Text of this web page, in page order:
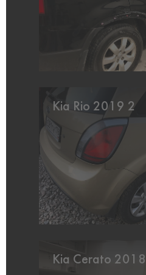
Kia Rio 2019 2
Kia Cerato 2018